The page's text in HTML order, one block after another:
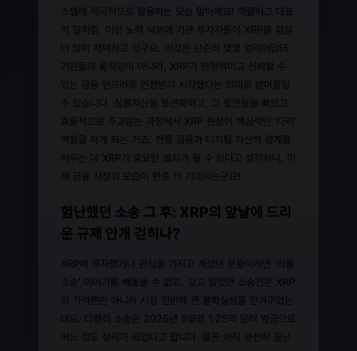
스템에 적극적으로 활용하는 모습 말이에요! 맥클러그 대표
의 말처럼, 이런 노력 덕분에 기관 투자자들이 XRP를 점점
더 많이 채택하고 있구요. 이것은 단순히 몇몇 얼리어답터
기관들의 움직임이 아니라, XRP가 안정적이고 신뢰할 수
있는 금융 인프라로 인정받기 시작했다는 의미로 받아들일
수 있습니다. 실물자산을 토큰화하고, 그 토큰들을 빠르고
효율적으로 주고받는 과정에서 XRP 원장이 핵심적인 ‘다리’
역할을 하게 되는 거죠. 전통 금융과 디지털 자산의 경계를
허무는 데 XRP가 중요한 열쇠가 될 수 있다고 생각하니, 미
래 금융 시장의 모습이 한층 더 기대되는군요!
험난했던 소송 그 후: XRP의 앞날에 드리
운 규제 안개 걷히나?
XRP에 투자했거나 관심을 가지고 계셨던 분들이라면 '리플
소송' 이야기를 빼놓을 수 없죠. 길고 길었던 소송전은 XRP
의 가격뿐만 아니라 시장 전반에 큰 불확실성을 안겨주었는
데요. 다행히 소송은 2025년 8월경 1.25억 달러 벌금으로
어느 정도 정리가 되었다고 합니다. 물론 아직 완전히 끝난